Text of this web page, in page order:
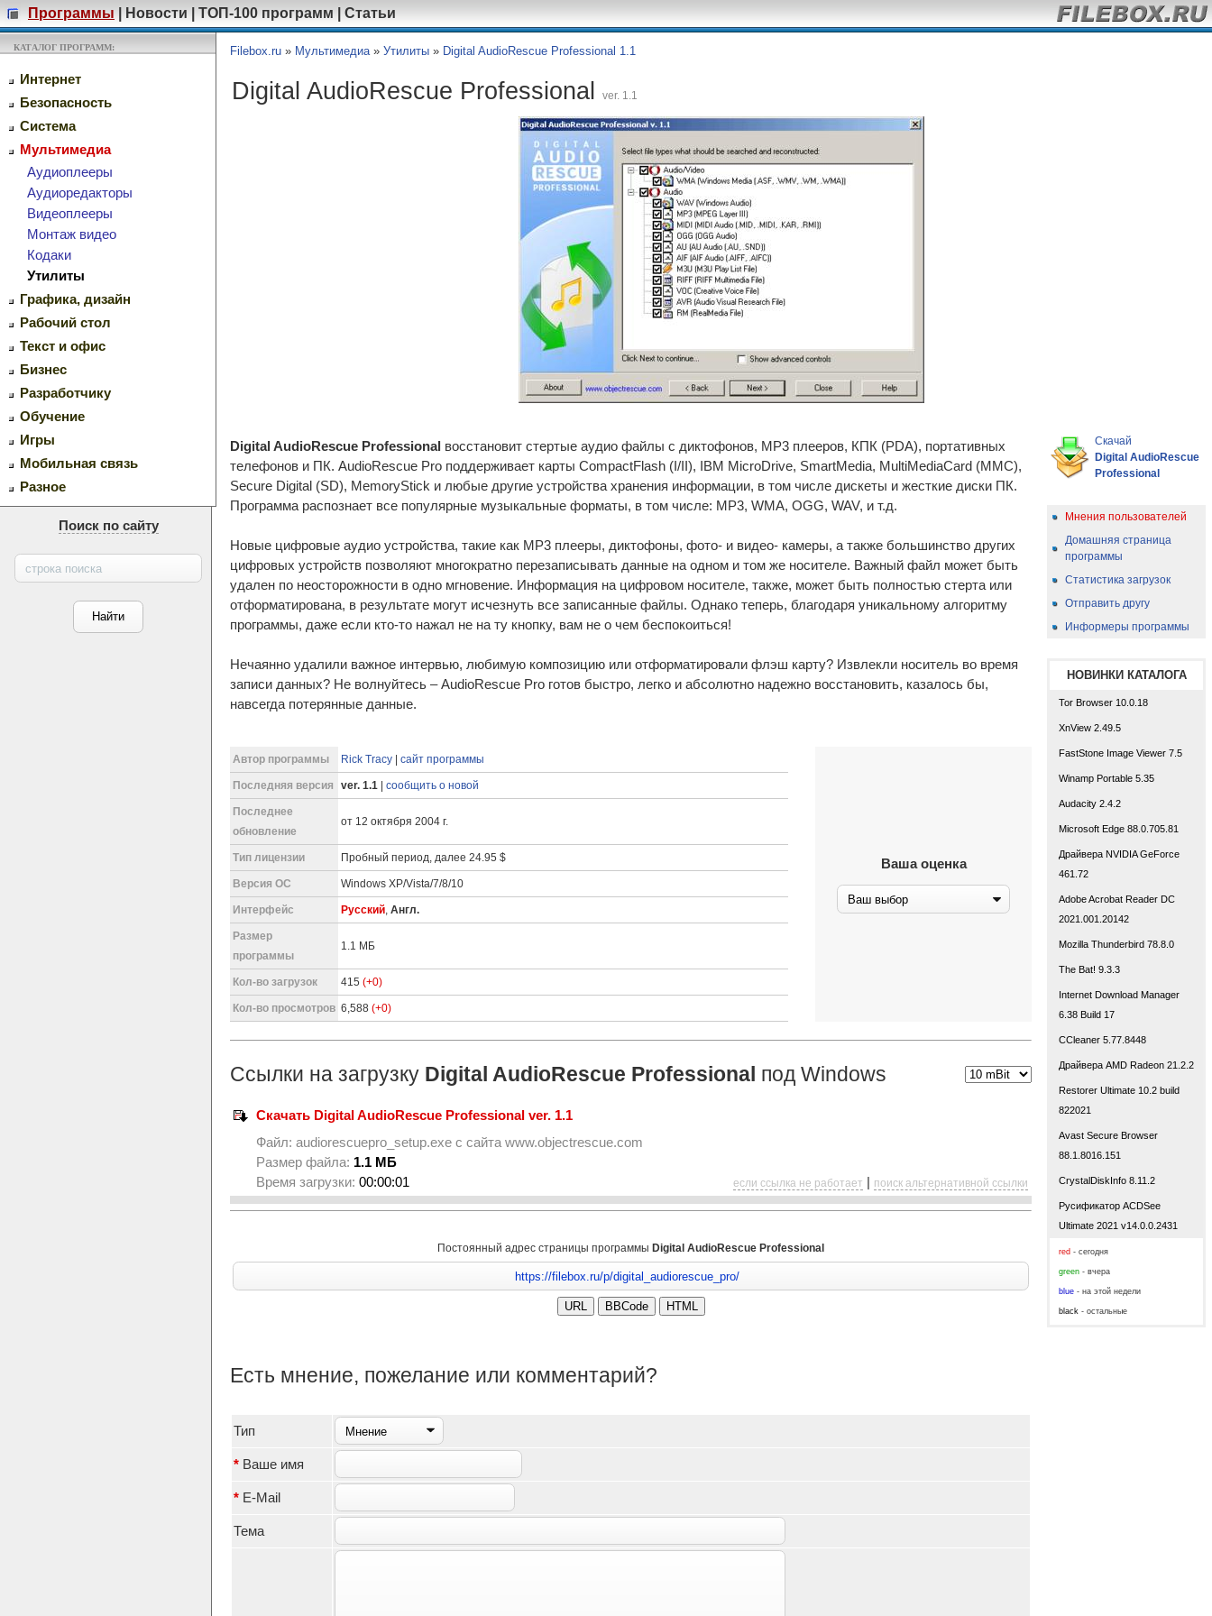
Программы Новости ТОП-100 программ Статьи
КАТАЛОГ ПРОГРАММ:
Интернет
Безопасность
Система
Мультимедиа
Аудиоплееры
Аудиоредакторы
Видеоплееры
Монтаж видео
Кодаки
Утилиты
Графика, дизайн
Рабочий стол
Текст и офис
Бизнес
Разработчику
Обучение
Игры
Мобильная связь
Разное
Поиск по сайту
Filebox.ru » Мультимедиа» Утилиты » Digital AudioRescue Professional 1.1
Digital AudioRescue Professional ver. 1.1
Digital AudioRescue Professional восстановит стертые аудио файлы с диктофонов, MP3 плееров, КПК (PDA), портативных
телефонов и ПК. AudioRescue Pro поддерживает карты CompactFlash (I/II), IBM MicroDrive, SmartMedia, MultiMediaCard (MMC),
Secure Digital (SD), MemoryStick и любые другие устройства хранения информации, в том числе дискеты и жесткие диски ПК.
Программа распознает все популярные музыкальные форматы, в том числе: MP3, WMA, OGG, WAV, и т.д.
Новые цифровые аудио устройства, такие как MP3 плееры, диктофоны, фото- и видео- камеры, а также большинство других
цифровых устройств позволяют многократно перезаписывать данные на одном и том же носителе. Важный файл может быть
удален по неосторожности в одно мгновение. Информация на цифровом носителе, также, может быть полностью стерта или
отформатирована, в результате могут исчезнуть все записанные файлы. Однако теперь, благодаря уникальному алгоритму
программы, даже если кто-то нажал не на ту кнопку, вам не о чем беспокоиться!
Нечаянно удалили важное интервью, любимую композицию или отформатировали флэш карту? Извлекли носитель во время
записи данных? Не волнуйтесь – AudioRescue Pro готов быстро, легко и абсолютно надежно восстановить, казалось бы,
навсегда потерянные данные.
Автор программы Rick Tracy сайт программы
Последняя версия ver. 1.1 сообщить о новой
Последнее
обновление
от 12 октября 2004 г.
Тип лицензии Пробный период, далее 24.95 $
Версия ОС Windows XP/Vista/7/8/10
Интерфейс Русский, Англ.
Размер
программы
1.1 МБ
Кол-во загрузок 415 (+0)
Кол-во просмотров 6,588 (+0)
Ваша оценка
Ссылки на загрузку Digital AudioRescue Professional под Windows
Скачать Digital AudioRescue Professional ver. 1.1
Файл: audiorescuepro_setup.exe с сайта www.objectrescue.com
Размер файла: 1.1 МБ
Время загрузки: 00:00:01 если ссылка не работает поиск альтернативной ссылки
Постоянный адрес страницы программы Digital AudioRescue Professional
Есть мнение, пожелание или комментарий?
Тип
* Ваше имя
* E-Mail
Тема
Скачай
Digital AudioRescue
Professional
Мнения пользователей
Домашняя страница
программы
Статистика загрузок
Отправить другу
Информеры программы
НОВИНКИ КАТАЛОГА
Tor Browser 10.0.18
XnView 2.49.5
FastStone Image Viewer 7.5
Winamp Portable 5.35
Audacity 2.4.2
Microsoft Edge 88.0.705.81
Драйвера NVIDIA GeForce
461.72
Adobe Acrobat Reader DC
2021.001.20142
Mozilla Thunderbird 78.8.0
The Bat! 9.3.3
Internet Download Manager
6.38 Build 17
CCleaner 5.77.8448
Драйвера AMD Radeon 21.2.2
Restorer Ultimate 10.2 build
822021
Avast Secure Browser
88.1.8016.151
CrystalDiskInfo 8.11.2
Русификатор ACDSee
Ultimate 2021 v14.0.0.2431
red - сегодня
green - вчера
blue - на этой недели
black - остальные